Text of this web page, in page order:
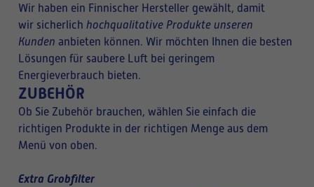
Wir haben ein Finnischer Hersteller gewählt, damit
wir sicherlich hochqualitative Produkte unseren
Kunden anbieten können. Wir möchten Ihnen die besten
Lösungen für saubere Luft bei geringem
Energieverbrauch bieten.
ZUBEHÖR
Ob Sie Zubehör brauchen, wählen Sie einfach die
richtigen Produkte in der richtigen Menge aus dem
Menü von oben.
Extra Grobfilter